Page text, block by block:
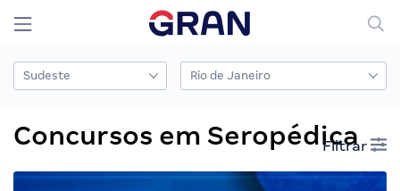
Concursos em Seropédica
Filtrar